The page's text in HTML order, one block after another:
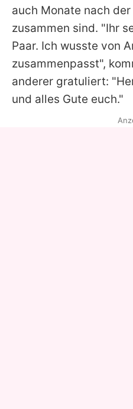
auch Monate nach
zusammen sind. "Ihr
Paar. Ich wusste von
zusammenpasst",
anderer gratuliert:
und alles Gute euch."